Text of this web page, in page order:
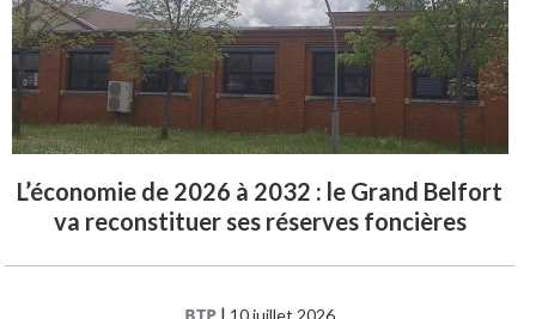
L’économie de 2026 à 2032 : le Grand Belfort
va reconstituer ses réserves foncières
| 10 juillet 2026